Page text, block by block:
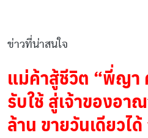
ข่าวที่น่าสนใจ
แม่ค้าสู้ชีวิต “พี่ญา
รับใช้ สู่เจ้าของอา
ล้าน ขายวันเดียวไ